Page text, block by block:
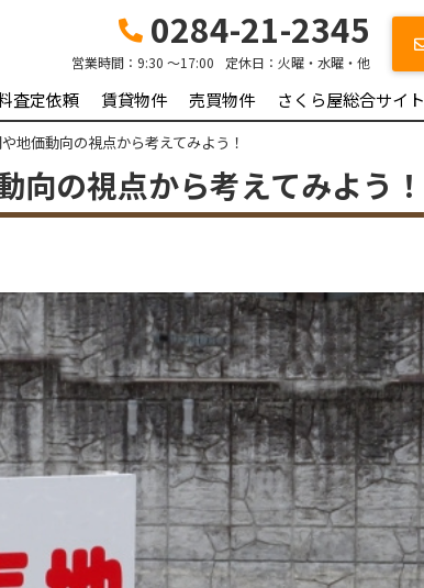
0284-21-2345
営業時間： 9:30 ～17:00 定休日： 火曜・水曜・他
査定依頼 賃貸物件 売買物件 さくら屋総合サイト
地価動向の視点から考えてみよう！
の視点から考えてみよう！